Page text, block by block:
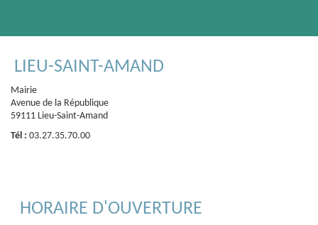
LIEU-SAINT-AMAND
Mairie
Avenue de la République
59111 Lieu-Saint-Amand
Tél : 03.27.35.70.00
HORAIRE D'OUVERTURE